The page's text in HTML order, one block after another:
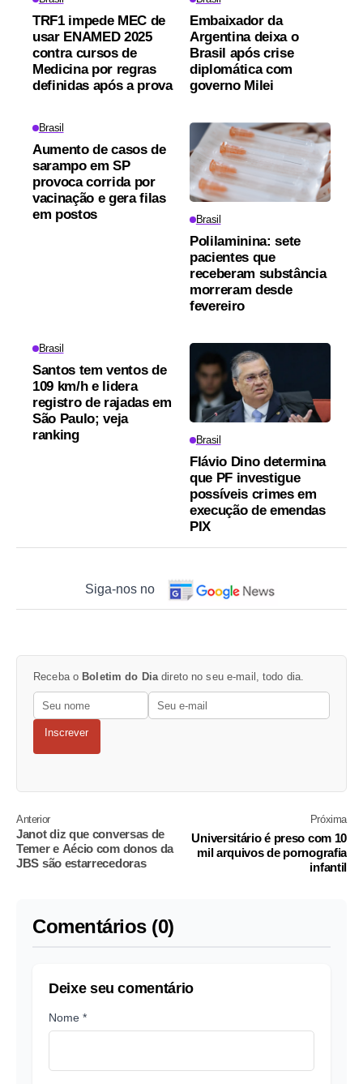
TRF1 impede MEC de
usar ENAMED 2025
contra cursos de
Medicina por regras
definidas após a prova
Embaixador da
Argentina deixa o
Brasil após crise
diplomática com
governo Milei
Brasil
Aumento de casos de
sarampo em SP
provoca corrida por
vacinação e gera filas
em postos
Brasil
Polilaminina: sete
pacientes que
receberam substância
morreram desde
fevereiro
Brasil
Santos tem ventos de
109 km/h e lidera
registro de rajadas em
São Paulo; veja
ranking
Brasil
Flávio Dino determina
que PF investigue
possíveis crimes em
execução de emendas
PIX
Siga-nos no
Receba o Boletim do Dia direto no seu e-mail, todo dia.
Inscrever
Anterior
Janot diz que conversas de
Temer e Aécio com donos da
JBS são estarrecedoras
Próxima
Universitário é preso com 10
mil arquivos de pornografia
infantil
Comentários (0)
Deixe seu comentário
Nome *